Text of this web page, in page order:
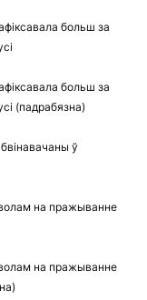
больш за
больш за
(падрабязна)
ў
на пражыванне
на пражыванне